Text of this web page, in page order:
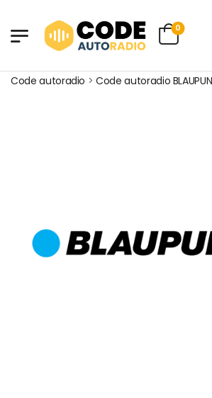
0
Code autoradio >Code autoradio